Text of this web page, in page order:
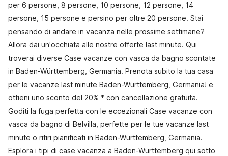
per 6 persone, 8 persone, 10 persone, 12 persone, 14
persone, 15 persone e persino per oltre 20 persone. Stai
pensando di andare in vacanza nelle prossime settimane?
Allora dai un'occhiata alle nostre offerte last minute. Qui
troverai diverse Case vacanze con vasca da bagno scontate
in Baden-Württemberg, Germania. Prenota subito la tua casa
per le vacanze last minute Baden-Württemberg, Germania! e
ottieni uno sconto del 20% * con cancellazione gratuita.
Goditi la fuga perfetta con le eccezionali Case vacanze con
vasca da bagno di Belvilla, perfette per le tue vacanze last
minute o ritiri pianificati in Baden-Württemberg, Germania.
Esplora i tipi di case vacanza a Baden-Württemberg qui sotto